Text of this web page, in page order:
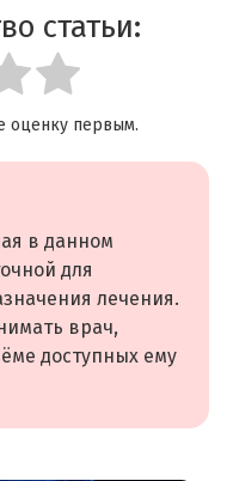
статьи:
оценку первым.
в данном
для
лечения.
врач,
доступных ему